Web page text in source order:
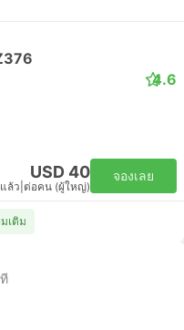
4.6
USD 40
ล้ว ต่อคน (ผู้ใหญ่)
จองเลย
เติม